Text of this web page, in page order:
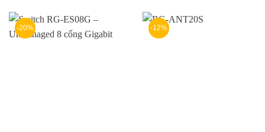
3.195.000 ₫.
-20% -12%